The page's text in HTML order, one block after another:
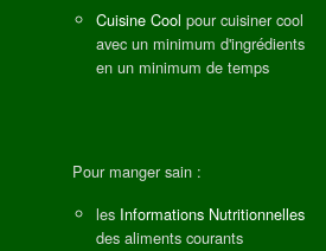
Cuisine Cool pour cuisiner cool
avec un minimum d'ingrédients
en un minimum de temps
Pour manger sain :
les Informations Nutritionnelles
des aliments courants